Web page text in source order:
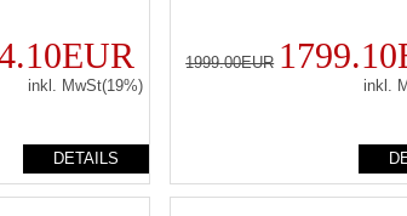
inkl. MwSt(19%)
DETAILS
1999.00EUR
inkl.